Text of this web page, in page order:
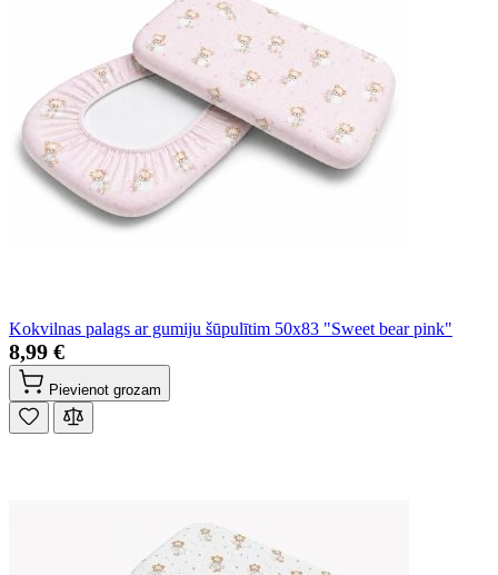
Kokvilnas palags ar gumiju šūpulītim 50x83 "Sweet bear pink"
8,99 €
Pievienot grozam